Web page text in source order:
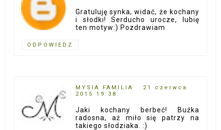
Gratuluję synka, widać, że kochany
i słodki! Serducho urocze, lubię
ten motyw:) Pozdrawiam
ODPOWIEDZ
MYSIA FAMILIA
21 czerwca
2015 19:38
Jaki kochany berbeć! Buźka
radosna, aż miło się patrzy na
takiego słodziaka. :)